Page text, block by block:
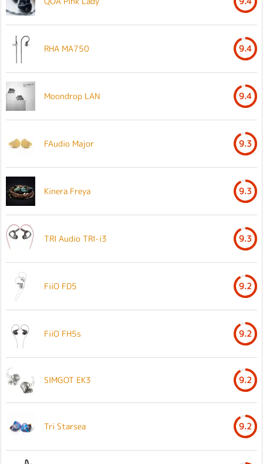
RHA MA750 9.4
Moondrop LAN 9.4
FAudio Major 9.3
Kinera Freya 9.3
TRI Audio TRI-i3 9.3
FiiO FD5 9.2
FiiO FH5s 9.2
SIMGOT EK3 9.2
Tri Starsea 9.2